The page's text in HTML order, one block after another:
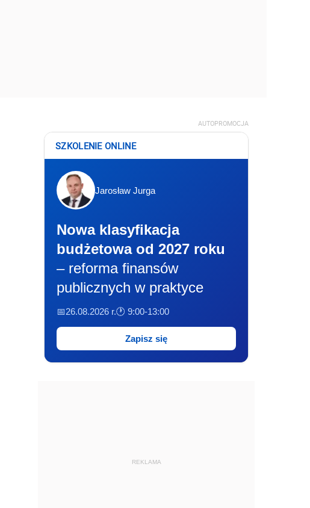
AUTOPROMOCJA
SZKOLENIE ONLINE
Jarosław Jurga
Nowa klasyfikacja
budżetowa od 2027 roku
– reforma finansów
publicznych w praktyce
📅26.08.2026 r.🕐 9:00-13:00
Zapisz się
REKLAMA